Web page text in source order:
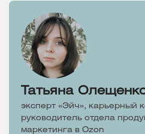
Татьяна
эксперт «Эйч», карьерный
руководитель отдела
маркетинга в Ozon